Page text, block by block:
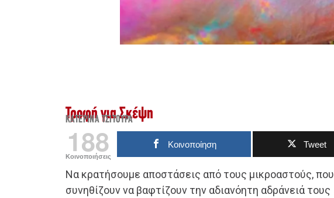
Τροφή για Σκέψη
ΚΑΤΕΡΊΝΑ ΤΣΙΤΟΎΡΑ
188
Κοινοποιήσεις
Κοινοποίηση Tweet
Nα κρατήσουμε αποστάσεις από τους μικροαστούς, που
συνηθίζουν να βαφτίζουν την αδιανόητη αδράνειά τους